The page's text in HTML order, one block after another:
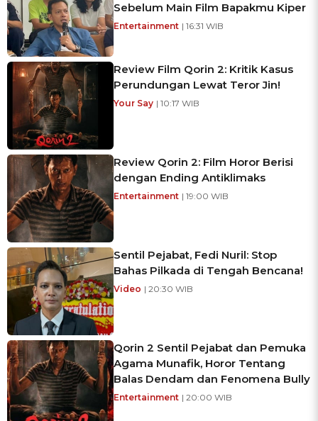
Sebelum Main Film Bapakmu Kiper
Entertainment | 16:31 WIB
Review Film Qorin 2: Kritik Kasus
Perundungan Lewat Teror Jin!
Your Say | 10:17 WIB
Review Qorin 2: Film Horor Berisi
dengan Ending Antiklimaks
Entertainment | 19:00 WIB
Sentil Pejabat, Fedi Nuril: Stop
Bahas Pilkada di Tengah Bencana!
Video | 20:30 WIB
Qorin 2 Sentil Pejabat dan Pemuka
Agama Munafik, Horor Tentang
Balas Dendam dan Fenomena Bully
Entertainment | 20:00 WIB